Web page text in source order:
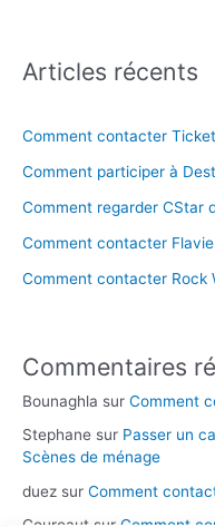
Articles récents
Comment contacter
Comment participer à
Comment regarder CStar
Comment contacter
Comment contacter Rock
Commentaires
Bounaghla sur Comment
Stephane sur Passer un
Scènes de ménage
duez sur Comment